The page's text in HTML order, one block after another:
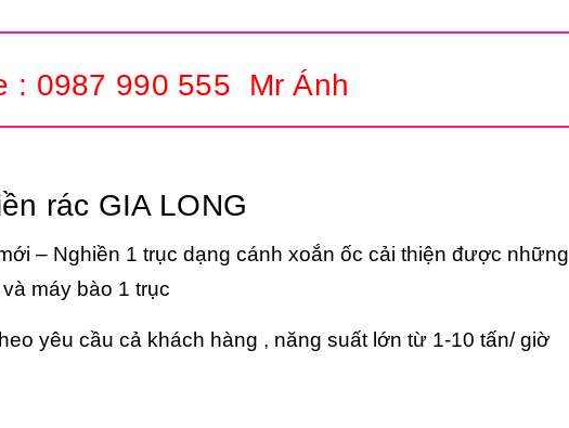
: 0987 990 555 Mr Ánh
rác GIA LONG
– Nghiền 1 trục dạng cánh xoắn ốc cải thiện được những
máy bào 1 trục
yêu cầu cả khách hàng , năng suất lớn từ 1-10 tấn/ giờ